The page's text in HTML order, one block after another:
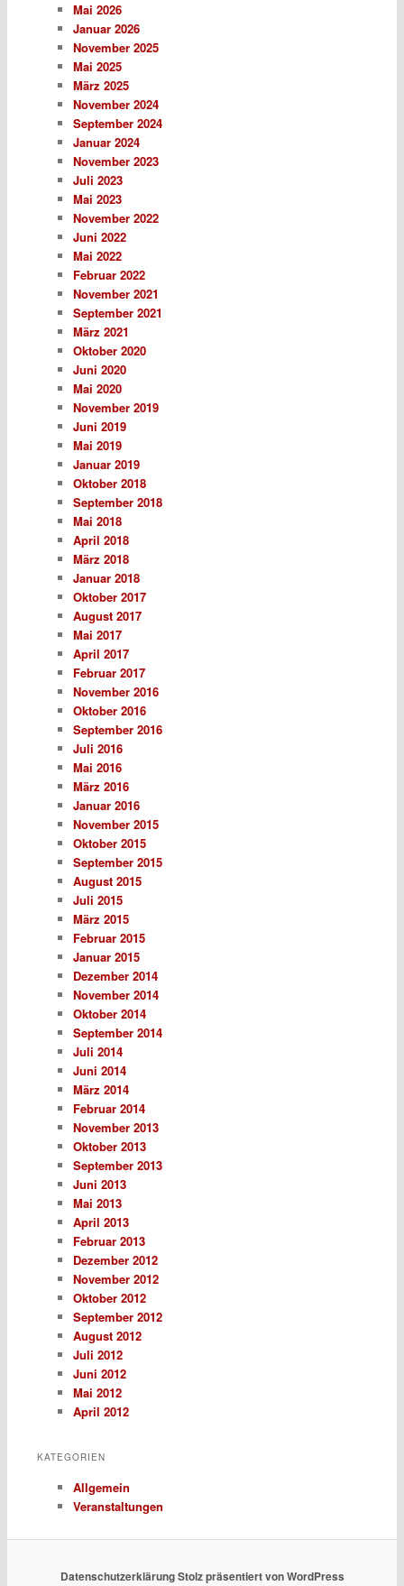
Mai 2026
Januar 2026
November 2025
Mai 2025
März 2025
November 2024
September 2024
Januar 2024
November 2023
Juli 2023
Mai 2023
November 2022
Juni 2022
Mai 2022
Februar 2022
November 2021
September 2021
März 2021
Oktober 2020
Juni 2020
Mai 2020
November 2019
Juni 2019
Mai 2019
Januar 2019
Oktober 2018
September 2018
Mai 2018
April 2018
März 2018
Januar 2018
Oktober 2017
August 2017
Mai 2017
April 2017
Februar 2017
November 2016
Oktober 2016
September 2016
Juli 2016
Mai 2016
März 2016
Januar 2016
November 2015
Oktober 2015
September 2015
August 2015
Juli 2015
März 2015
Februar 2015
Januar 2015
Dezember 2014
November 2014
Oktober 2014
September 2014
Juli 2014
Juni 2014
März 2014
Februar 2014
November 2013
Oktober 2013
September 2013
Juni 2013
Mai 2013
April 2013
Februar 2013
Dezember 2012
November 2012
Oktober 2012
September 2012
August 2012
Juli 2012
Juni 2012
Mai 2012
April 2012
KATEGORIEN
Allgemein
Veranstaltungen
DatenschutzerklärungStolz präsentiert von WordPress